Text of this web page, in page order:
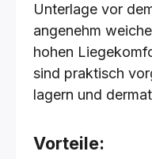
Unterlage vor
angenehm
hohen
sind praktisch
lagern und
Vorteile: